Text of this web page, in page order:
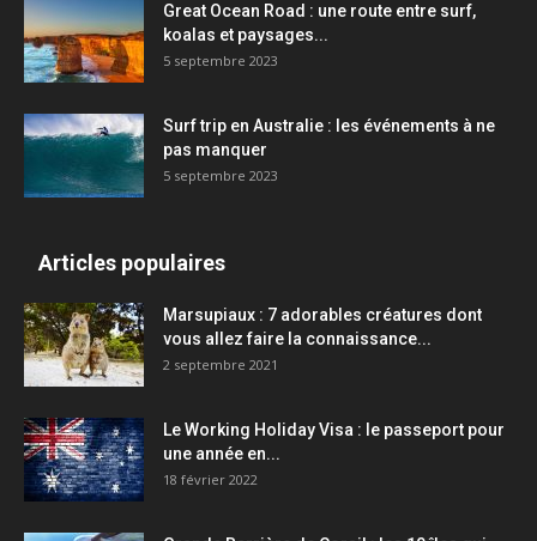
Great Ocean Road : une route entre surf,
koalas et paysages...
5 septembre 2023
Surf trip en Australie : les événements à ne
pas manquer
5 septembre 2023
Articles populaires
Marsupiaux : 7 adorables créatures dont
vous allez faire la connaissance...
2 septembre 2021
Le Working Holiday Visa : le passeport pour
une année en...
18 février 2022